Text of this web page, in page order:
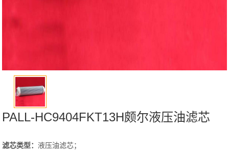
PALL-HC9404FKT13H颇尔液压油滤芯
滤芯类型：液压油滤芯；